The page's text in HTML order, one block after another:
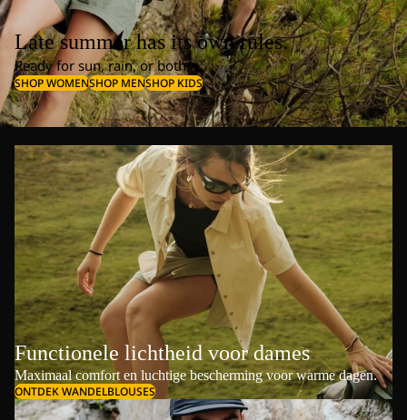
Late summer has its own rules.
Ready for sun, rain, or both.
SHOP WOMENSHOP MENSHOP KIDS
Functionele lichtheid voor dames
Maximaal comfort en luchtige bescherming voor warme dagen.
ONTDEK WANDELBLOUSES